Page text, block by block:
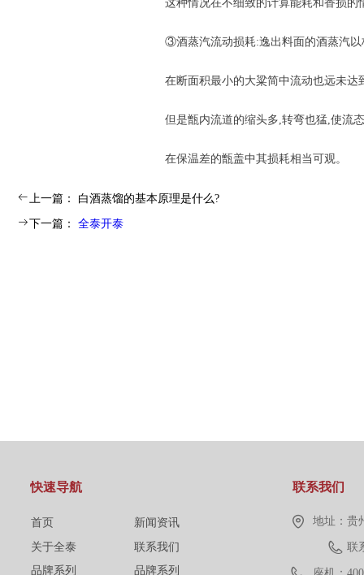
这种情况在不细致的计算能耗和香损的
③酒蒸汽流动损耗:逸出料面的酒蒸汽以
在断面积最小的大粱简中流动也远未达
但是甑内流道的缩头多,转弯也猛,使流态
在保温差的甑盖中其损耗相当可观。
ꂃ上一篇： 白酒蒸馏的基本原理是什么?
ꁹ下一篇： 全泰开泰
快速导航
新闻资讯
联系我们
品牌系列
首页
关于全泰
品牌系列
联系我们
地址： 贵
联